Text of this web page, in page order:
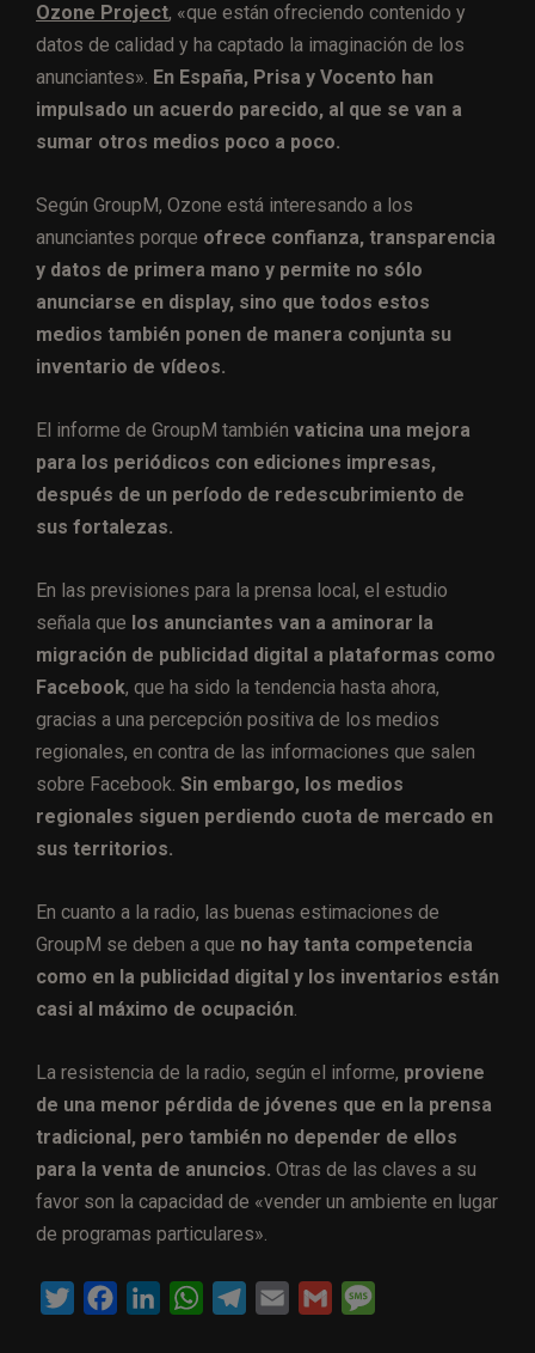
Ozone Project, «que están ofreciendo contenido y
datos de calidad y ha captado la imaginación de los
anunciantes». En España, Prisa y Vocento han
impulsado un acuerdo parecido, al que se van a
sumar otros medios poco a poco.
Según GroupM, Ozone está interesando a los
anunciantes porque ofrece confianza, transparencia
y datos de primera mano y permite no sólo
anunciarse en display, sino que todos estos
medios también ponen de manera conjunta su
inventario de vídeos.
El informe de GroupM también vaticina una mejora
para los periódicos con ediciones impresas,
después de un período de redescubrimiento de
sus fortalezas.
En las previsiones para la prensa local, el estudio
señala que los anunciantes van a aminorar la
migración de publicidad digital a plataformas como
Facebook, que ha sido la tendencia hasta ahora,
gracias a una percepción positiva de los medios
regionales, en contra de las informaciones que salen
sobre Facebook. Sin embargo, los medios
regionales siguen perdiendo cuota de mercado en
sus territorios.
En cuanto a la radio, las buenas estimaciones de
GroupM se deben a que no hay tanta competencia
como en la publicidad digital y los inventarios están
casi al máximo de ocupación.
La resistencia de la radio, según el informe, proviene
de una menor pérdida de jóvenes que en la prensa
tradicional, pero también no depender de ellos
para la venta de anuncios. Otras de las claves a su
favor son la capacidad de «vender un ambiente en lugar
de programas particulares».
W